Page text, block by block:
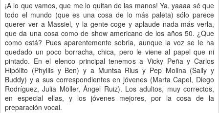
¡A lo que vamos, que me lo quitan de las manos! Ya, yaaaa sé que
todo el mundo (que es una cosa de lo más paleta) sólo parece
querer ver a Massiel, y la gente coge y aplaude nada más verla,
que da una cosa como de show americano de los años 50. ¿Que
como está? Pues aparentemente sobria, aunque la voz se le ha
quedado un poco borracha, chica, pero le viene al papel que ni
pintado. En el elenco principal tenemos a Vicky Peña y Carlos
Hipólito (Phyllis y Ben) y a Muntsa Rius y Pep Molina (Sally y
Buddy) y a sus correspondientes en jóvenes (Marta Capel, Diego
Rodríguez, Julia Möller, Ángel Ruiz). Los adultos, muy correctos,
en especial ellas, y los jóvenes mejores, por la cosa de la
preparación vocal.